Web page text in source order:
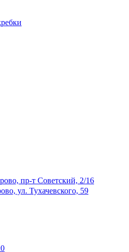
пр-т Советский, 2/16
ул. Тухачевского, 59
0